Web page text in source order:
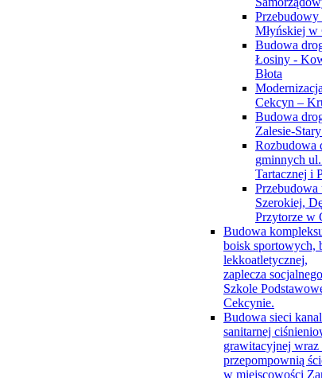
Młyńskiej w
Budowa
Łosiny -
Błota
Cekcyn –
Budowa
Zalesie-
Rozbudowa
gminnych
Tartacznej i
Przebudowa
Szerokiej,
Przytorze w
Budowa
boisk sportowych,
lekkoatletycznej,
zaplecza
Szkole
Cekcynie.
Budowa sieci
sanitarnej
grawitacyjnej wraz
przepompownią
w miejscowości